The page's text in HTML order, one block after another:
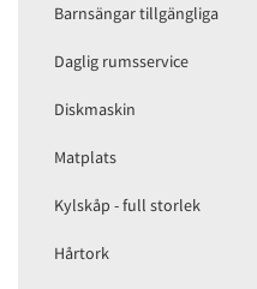
Barnsängar tillgängliga
Daglig rumsservice
Diskmaskin
Matplats
Kylskåp - full storlek
Hårtork